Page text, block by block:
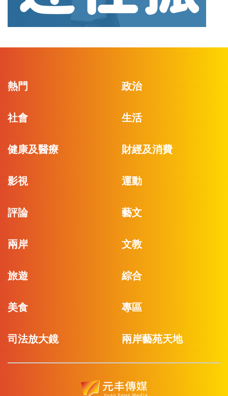
熱門 政治
社會 生活
健康及醫療 財經及消費
影視 運動
評論 藝文
兩岸 文教
旅遊 綜合
美食 專區
司法放大鏡 兩岸藝苑天地